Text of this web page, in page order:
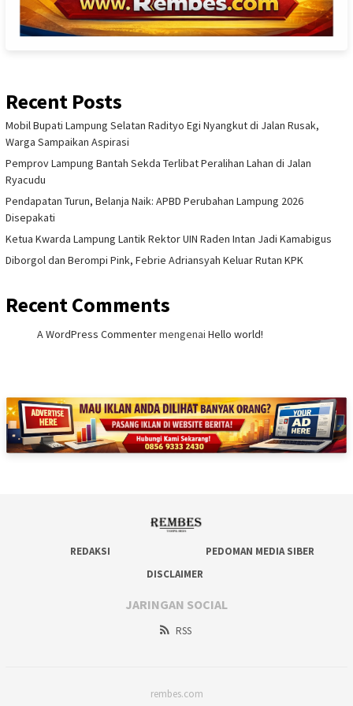
Recent Posts
Mobil Bupati Lampung Selatan Radityo Egi Nyangkut di Jalan Rusak,
Warga Sampaikan Aspirasi
Pemprov Lampung Bantah Sekda Terlibat Peralihan Lahan di Jalan
Ryacudu
Pendapatan Turun, Belanja Naik: APBD Perubahan Lampung 2026
Disepakati
Ketua Kwarda Lampung Lantik Rektor UIN Raden Intan Jadi Kamabigus
Diborgol dan Berompi Pink, Febrie Adriansyah Keluar Rutan KPK
Recent Comments
A WordPress Commentermengenai Hello world!
REDAKSI
PEDOMAN MEDIA SIBER
DISCLAIMER
JARINGAN SOCIAL
RSS
rembes.com